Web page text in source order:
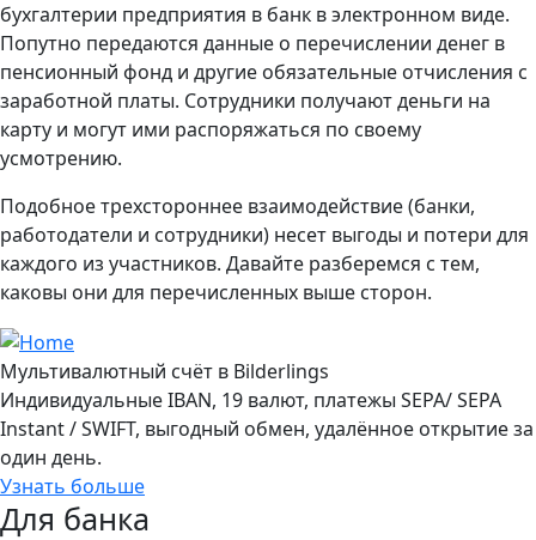
бухгалтерии предприятия в банк в электронном виде.
Попутно передаются данные о перечислении денег в
пенсионный фонд и другие обязательные отчисления с
заработной платы. Сотрудники получают деньги на
карту и могут ими распоряжаться по своему
усмотрению.
Подобное трехстороннее взаимодействие (банки,
работодатели и сотрудники) несет выгоды и потери для
каждого из участников. Давайте разберемся с тем,
каковы они для перечисленных выше сторон.
Мультивалютный счёт в Bilderlings
Индивидуальные IBAN, 19 валют, платежы SEPA/ SEPA
Instant / SWIFT, выгодный обмен, удалённое открытие за
один день.
Узнать больше
Для банка